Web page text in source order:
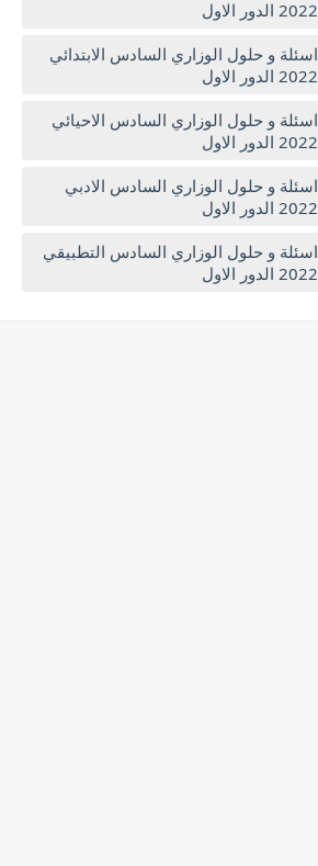
2022 الدور الاول
اسئلة و حلول الوزاري السادس الابتدائي
2022 الدور الاول
اسئلة و حلول الوزاري السادس الاحيائي
2022 الدور الاول
اسئلة و حلول الوزاري السادس الادبي
2022 الدور الاول
اسئلة و حلول الوزاري السادس التطبيقي
2022 الدور الاول